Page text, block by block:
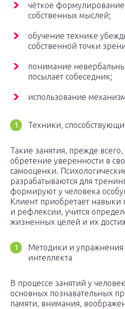
чёткое
собственных мыслей;
обучение технике
собственной точки
понимание
посылает собеседник;
использование
Техники,
Такие занятия, прежде
обретение уверенности в
самооценки.
разрабатываются для
формируют у человека
Клиент приобретает
и рефлексии, учится
жизненных целей и их
Методики и упражнения
интеллекта
В процессе занятий у
основных познавательных
памяти, внимания,